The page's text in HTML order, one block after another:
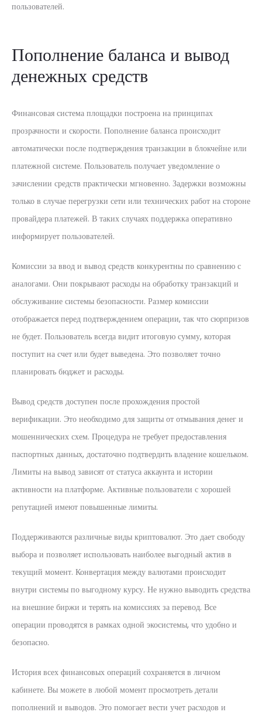
пользователей.
Пополнение баланса и вывод
денежных средств
Финансовая система площадки построена на принципах
прозрачности и скорости. Пополнение баланса происходит
автоматически после подтверждения транзакции в блокчейне или
платежной системе. Пользователь получает уведомление о
зачислении средств практически мгновенно. Задержки возможны
только в случае перегрузки сети или технических работ на стороне
провайдера платежей. В таких случаях поддержка оперативно
информирует пользователей.
Комиссии за ввод и вывод средств конкурентны по сравнению с
аналогами. Они покрывают расходы на обработку транзакций и
обслуживание системы безопасности. Размер комиссии
отображается перед подтверждением операции, так что сюрпризов
не будет. Пользователь всегда видит итоговую сумму, которая
поступит на счет или будет выведена. Это позволяет точно
планировать бюджет и расходы.
Вывод средств доступен после прохождения простой
верификации. Это необходимо для защиты от отмывания денег и
мошеннических схем. Процедура не требует предоставления
паспортных данных, достаточно подтвердить владение кошельком.
Лимиты на вывод зависят от статуса аккаунта и истории
активности на платформе. Активные пользователи с хорошей
репутацией имеют повышенные лимиты.
Поддерживаются различные виды криптовалют. Это дает свободу
выбора и позволяет использовать наиболее выгодный актив в
текущий момент. Конвертация между валютами происходит
внутри системы по выгодному курсу. Не нужно выводить средства
на внешние биржи и терять на комиссиях за перевод. Все
операции проводятся в рамках одной экосистемы, что удобно и
безопасно.
История всех финансовых операций сохраняется в личном
кабинете. Вы можете в любой момент просмотреть детали
пополнений и выводов. Это помогает вести учет расходов и